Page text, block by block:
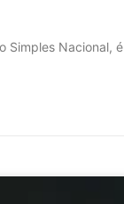
Simples Nacional, é